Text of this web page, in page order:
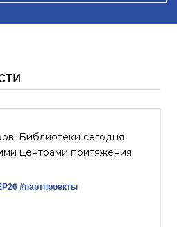
Библиотеки сегодня
центрами притяжения
#партпроекты